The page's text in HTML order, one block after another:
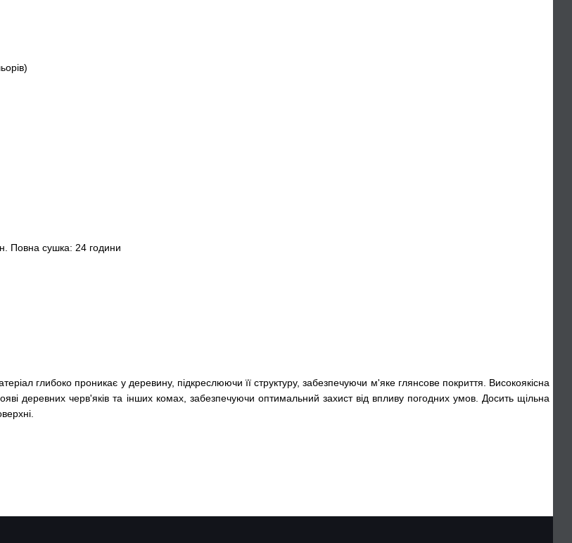
Повна сушка: 24 години
глибоко проникає у деревину, підкреслюючи її структуру, забезпечуючи м'яке глянсове покриття. Високоякісна
деревних черв'яків та інших комах, забезпечуючи оптимальний захист від впливу погодних умов. Досить щільна